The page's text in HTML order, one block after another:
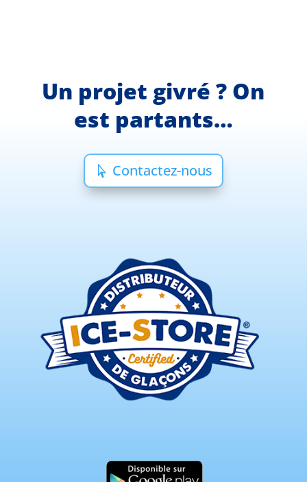
Un projet givré ? On
est partants…
Contactez-nous